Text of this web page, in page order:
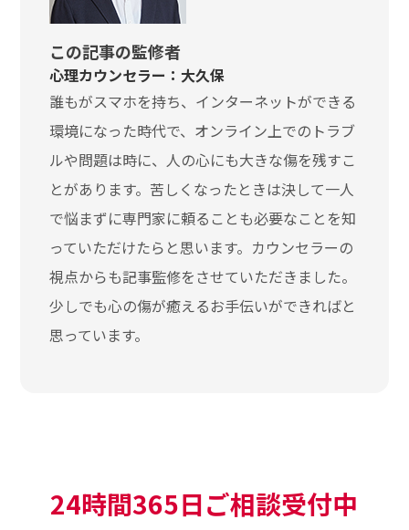
この記事の監修者
心理カウンセラー：大久保
誰もがスマホを持ち、インターネットができる
環境になった時代で、オンライン上でのトラブ
ルや問題は時に、人の心にも大きな傷を残すこ
とがあります。苦しくなったときは決して一人
で悩まずに専門家に頼ることも必要なことを知
っていただけたらと思います。カウンセラーの
視点からも記事監修をさせていただきました。
少しでも心の傷が癒えるお手伝いができればと
思っています。
24時間365日ご相談受付中